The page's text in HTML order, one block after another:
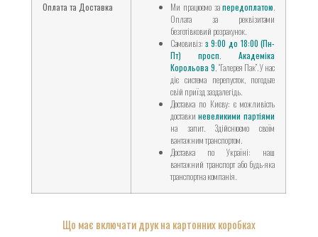
Оплата та Доставка Ми працюємо запередоплатою.
Оплата за реквізитами
безготівковий розрахунок.
Самовивіз: з 9:00 до 18:00 (Пн-
Пт) просп. Академіка
Корольова 9, “Галерея Пак”. У нас
діє система перепусток, погодьте
свій приїзд заздалегідь.
Доставка по Києву: є можливість
доставкиневеликими партіями
на запит. Здійснюємо своїм
вантажним транспортом.
Доставка по Україні: наш
вантажний транспорт або будь-яка
транспортна компанія.
Що має включати друк на картонних коробках